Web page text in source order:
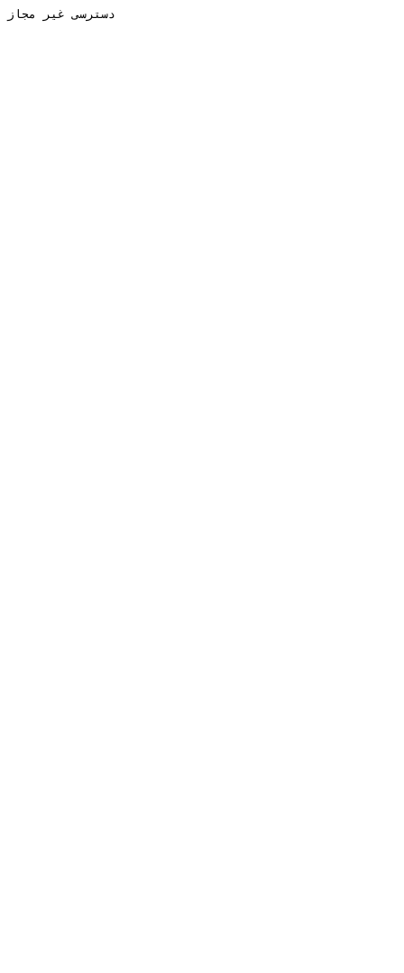
دسترسی غیر مجاز